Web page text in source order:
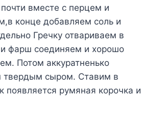
вместе с перцем и
конце добавляем соль и
Гречку отвариваем в
и фарш соединяем и хорошо
Потом аккуратненько
сыром. Ставим в
румяная корочка и